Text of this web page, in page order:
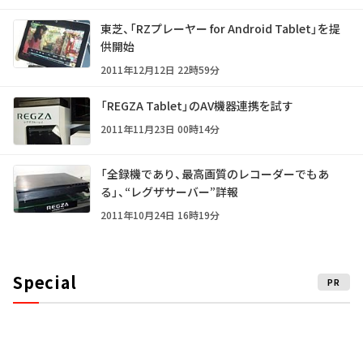
東芝、「RZプレーヤー for Android Tablet」を提
供開始
2011年12月12日 22時59分
「REGZA Tablet」のAV機器連携を試す
2011年11月23日 00時14分
「全録機であり、最高画質のレコーダーでもあ
る」、“レグザサーバー”詳報
2011年10月24日 16時19分
Special PR